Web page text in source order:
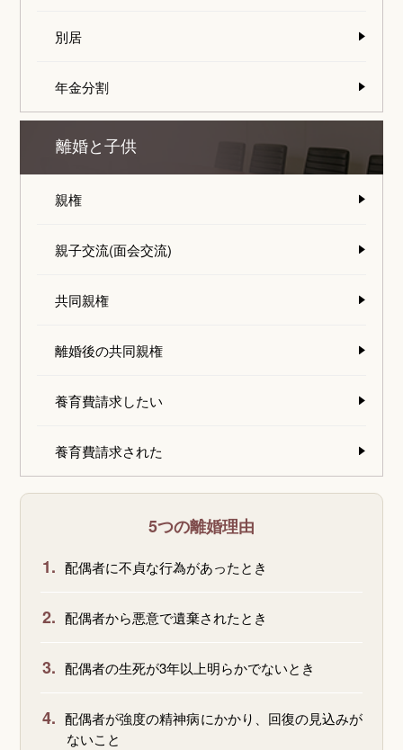
別居
年金分割
離婚と子供
親権
親子交流(面会交流)
共同親権
離婚後の共同親権
養育費請求したい
養育費請求された
5つの離婚理由
1. 配偶者に不貞な行為があったとき
2. 配偶者から悪意で遺棄されたとき
3. 配偶者の生死が3年以上明らかでないとき
4. 配偶者が強度の精神病にかかり、回復の見込みが
ないこと